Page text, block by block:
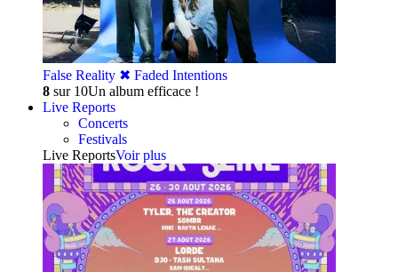
False Reality ✖︎ Faded Intentions
8 sur 10Un album efficace !
Live Reports
Concerts
Festivals
Live ReportsVoir plus